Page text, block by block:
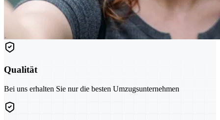
Qualität
Bei uns erhalten Sie nur die besten Umzugsunternehmen